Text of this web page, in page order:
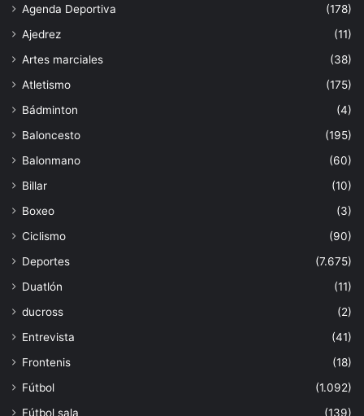
Agenda Deportiva
(178)
Ajedrez
(11)
Artes marciales
(38)
Atletismo
(175)
Bádminton
(4)
Baloncesto
(195)
Balonmano
(60)
Billar
(10)
Boxeo
(3)
Ciclismo
(90)
Deportes
(7.675)
Duatlón
(11)
ducross
(2)
Entrevista
(41)
Frontenis
(18)
Fútbol
(1.092)
Fútbol sala
(139)